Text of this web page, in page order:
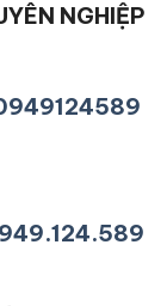
NGHIỆP